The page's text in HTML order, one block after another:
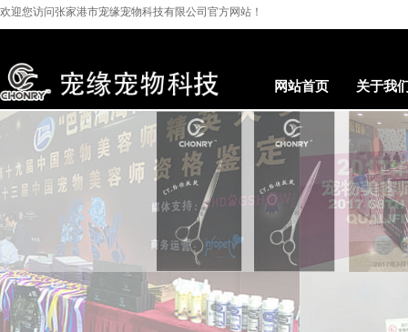
欢迎您访问张家港市宠缘宠物科技有限公司 官方网站！
网站首页 关于我